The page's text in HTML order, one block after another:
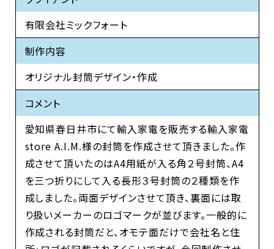
有限会社ミックフォート
制作内容
オリジナル封筒デザイン・作成
コメント
愛知県春日井市にて輸入家電を販売する輸入家電
store A.I.M.様の封筒を作成させて頂きました。作
成させて頂いたのはA4用紙が入る角２号封筒、A4
を三つ折りにして入る長形３号封筒の２種類を作
成しました。両面デザインさせて頂き、裏面には取
り扱いメーカーのロゴマークが並びます。一般的に
作成される封筒だと、オモテ面だけで会社名と住